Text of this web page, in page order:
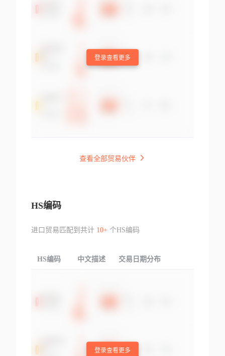
登录查看更多
查看全部贸易伙伴
HS编码
进口贸易匹配到共计 10+个HS编码
HS编码 中文描述 交易日期分布
登录查看更多